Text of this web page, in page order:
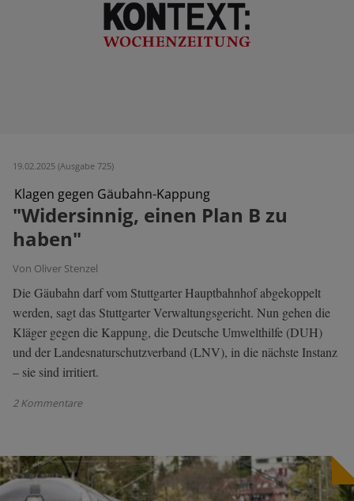
19.02.2025 (Ausgabe 725)
Klagen gegen Gäubahn-Kappung
"Widersinnig, einen Plan B zu
haben"
Von Oliver Stenzel
Die Gäubahn darf vom Stuttgarter Hauptbahnhof abgekoppelt
werden, sagt das Stuttgarter Verwaltungsgericht. Nun gehen die
Kläger gegen die Kappung, die Deutsche Umwelthilfe (DUH)
und der Landesnaturschutzverband (LNV), in die nächste Instanz
– sie sind irritiert.
2 Kommentare